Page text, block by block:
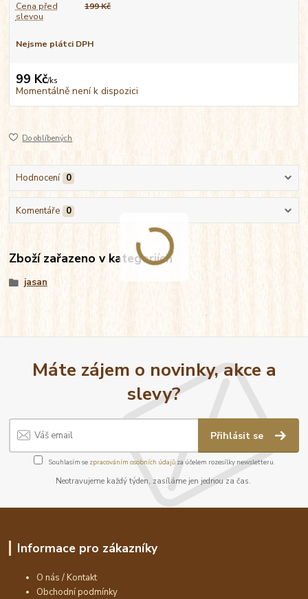
Cena před
slevou
199 Kč
Nejsme plátci DPH
99 Kč/ks
Momentálně není k dispozici
Do oblíbených
Hodnocení 0
Komentáře 0
Zboží zařazeno v kategoriích
jasan
Máte zájem o novinky, akce a
slevy?
Přihlásit se
Souhlasím se zpracováním osobních údajůza účelem rozesílky newsletteru.
Neotravujeme každý týden, zasíláme jen jednou za čas.
Informace pro zákazníky
O nás / Kontakt
Obchodní podmínky